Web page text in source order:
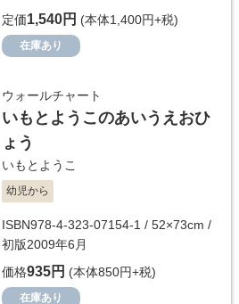
定価1,540円 (本体1,400円+税)
在庫あり
ウォールチャート
いもとようこのあいうえおひ
ょう
いもとようこ
幼児から
ISBN978-4-323-07154-1 / 52×73cm /
初版2009年6月
価格935円 (本体850円+税)
在庫あり